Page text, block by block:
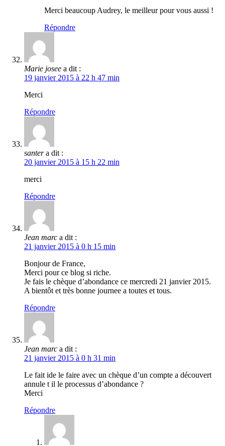
Merci beaucoup Audrey, le meilleur pour vous aussi !
Répondre
Marie josee a dit :
19 janvier 2015 à 22 h 47 min
Merci
Répondre
santer a dit :
20 janvier 2015 à 15 h 22 min
merci
Répondre
Jean marc a dit :
21 janvier 2015 à 0 h 15 min
Bonjour de France,
Merci pour ce blog si riche.
Je fais le chèque d’abondance ce mercredi 21 janvier 2015.
A bientôt et très bonne journee a toutes et tous.
Répondre
Jean marc a dit :
21 janvier 2015 à 0 h 31 min
Le fait ide le faire avec un chèque d’un compte a découvert
annule t il le processus d’abondance ?
Merci
Répondre